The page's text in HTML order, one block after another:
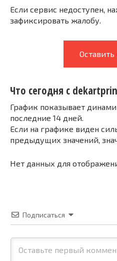
Если сервис недоступен,
зафиксировать жалобу.
Что сегодня с
График показывает
последние 14 дней.
Если на графике виден
предыдущих значений,
Нет данных для
Подписаться